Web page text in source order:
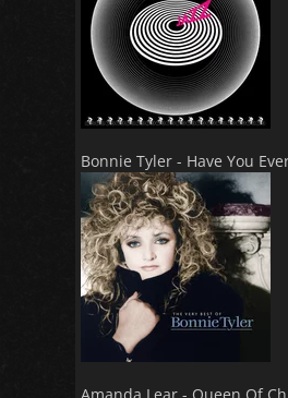
Bonnie Tyler - Have You